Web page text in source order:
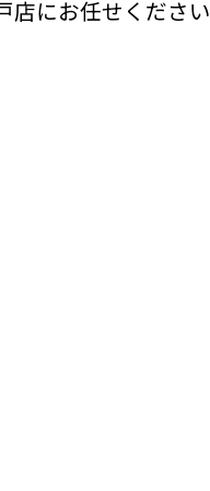
店にお任せください